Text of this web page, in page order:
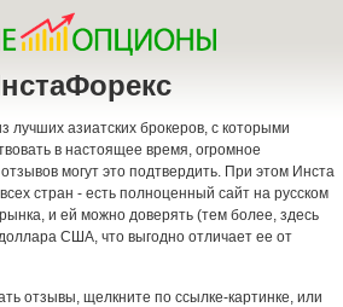
лучших азиатских брокеров, с которыми
в настоящее время, огромное
могут это подтвердить. При этом Инста
стран - есть полноценный сайт на русском
и ей можно доверять (тем более, здесь
США, что выгодно отличает ее от
отзывы, щелкните по ссылке-картинке, или